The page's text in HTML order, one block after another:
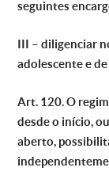
seguintes
III – diligenciar
adolescente e
Art. 120. O
desde o início,
aberto,